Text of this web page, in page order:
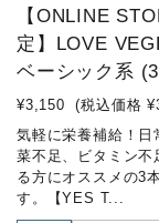
【ONLINE
定】LOVE
ベーシック系
¥3,150 (税込価格
気軽に栄養補給！日
菜不足、ビタミン不
る方にオススメの3
す。【YES T...